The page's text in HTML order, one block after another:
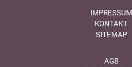
IMPRESSUM
KONTAKT
SITEMAP
AGB